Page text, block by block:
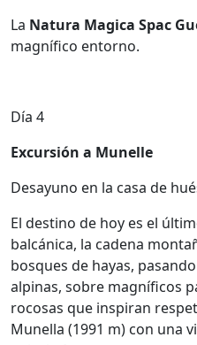
La Natura Magica Spac
magnífico entorno.
Día 4
Excursión a Munelle
Desayuno en la casa de
El destino de hoy es el
balcánica, la cadena
bosques de hayas,
alpinas, sobre magníficos
rocosas que inspiran
Munella (1991 m) con una